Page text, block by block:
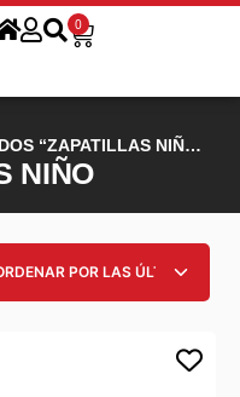
0
“ZAPATILLAS NIÑO”
NIÑO